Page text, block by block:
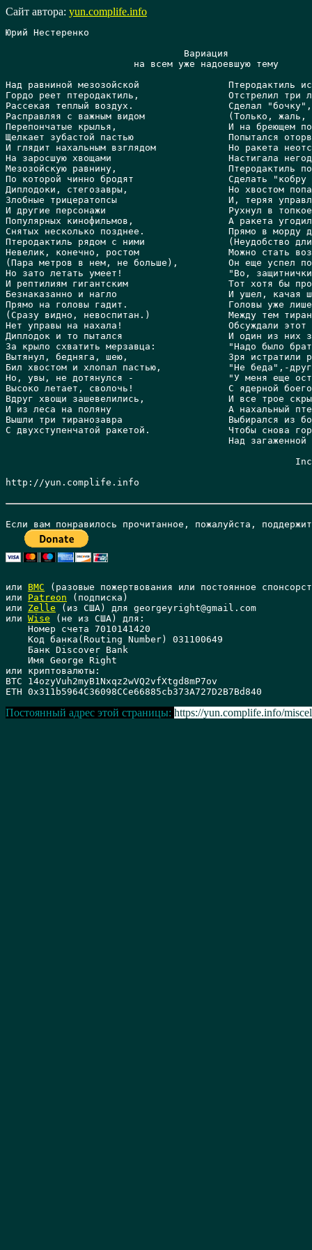
Сайт автора: yun.complife.info
Юрий Нестеренко
                       на всем уже надоевшую тему
Над равниной мезозойской
Гордо реет птеродактиль,
Рассекая теплый воздух.                 Сделал
Расправляя с важным видом               (Только,
Перепончатые крылья,                    И
Щелкает зубастой пастью
И глядит нахальным взглядом             Но
На заросшую хвощами
Мезозойскую равнину,
По которой чинно бродят
Диплодоки, стегозавры,                  Но
Злобные трицератопсы                    И,
И другие персонажи
Популярных кинофильмов,
Снятых несколько позднее.
Птеродактиль рядом с ними
Невелик, конечно, ростом                Можно
(Пара метров в нем, не больше),         Он
Но зато летать умеет!                   "Во,
И рептилиям гигантским                  Тот
Безнаказанно и нагло                    И
Прямо на головы гадит.
(Сразу видно, невоспитан.)
Нет управы на нахала!
Диплодок и то пытался                   И
За крыло схватить мерзавца:
Вытянул, бедняга, шею,                  Зря
Бил хвостом и хлопал пастью,            "Не
Но, увы, не дотянулся -                 "У
Высоко летает, сволочь!                 С
Вдруг хвощи зашевелились,               И все
И из леса на поляну                     А
Вышли три тиранозавра                   Выбирался из
С двухступенчатой ракетой.              Чтобы снова
http://yun.complife.info
или BMC (разовые пожертвования или постоянное
или Patreon (подписка)
или Zelle (из США) для georgeyright@gmail.com
или Wise (не из США) для:
    Номер счета 7010141420
    Код банка(Routing Number) 031100649
    Банк Discover Bank
    Имя George Right
или криптовалюты:
BTC 14ozyVuh2myB1Nxqz2wVQ2vfXtgd8mP7ov
Постоянный адрес этой страницы: https://yun.complife.info/